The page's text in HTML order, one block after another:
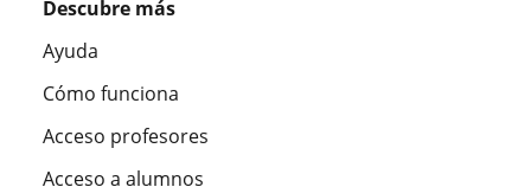
Descubre más
Ayuda
Cómo funciona
Acceso profesores
Acceso a alumnos